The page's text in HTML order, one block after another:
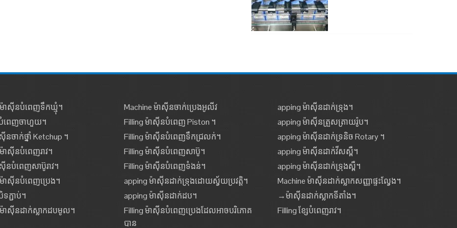
ម៉ាស៊ីនបំពេញទឹកឃ្មុំ។
ពេញចាហួយ។
នចាក់ថ្នាំ Ketchup ។
ាស៊ីនបំពេញរាវ។
នបំពេញសាប៊ូរាវ។
ាស៊ីនបំពេញប្រេង។
ភ្ជាប់។
ម៉ាស៊ីនដាក់ស្លាកដបមូល។
Machine ម៉ាស៊ីនចាក់ប្រេងអូលីវ
Filling ម៉ាស៊ីនបំពេញ Piston ។
Filling ម៉ាស៊ីនបំពេញទឹកជ្រលក់។
Filling ម៉ាស៊ីនបំពេញសាប៊ូ។
Filling ម៉ាស៊ីនបំពេញទំងន់។
apping ម៉ាស៊ីនដាក់ទ្រុងដោយស្វ័យប្រវត្តិ។
apping ម៉ាស៊ីនដាក់ដប។
Filling ម៉ាស៊ីនបំពេញប្រេងដែលអាចបរិភោគ
បាន
apping ម៉ាស៊ីនដាក់ទ្រុង។
apping ម៉ាស៊ីនត្រួសត្រាយរ៉ូប។
apping ម៉ាស៊ីនដាក់ទ្រនិច Rotary ។
apping ម៉ាស៊ីនដាក់វីសស្ពឺ។
apping ម៉ាស៊ីនដាក់ទ្រុងស្ពឺ។
Machine ម៉ាស៊ីនដាក់ស្លាកសញ្ញាផ្ទះល្វែង។
→ម៉ាស៊ីនដាក់ស្លាកទីតាំង។
Filling ខ្សែបំពេញរាវ។